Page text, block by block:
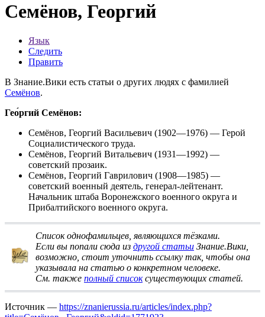
Семёнов, Георгий
Язык
Следить
Править
В Знание.Вики есть статьи о других людях с фамилией
Семёнов.
Гео́ргий Семёнов:
Семёнов, Георгий Васильевич (1902—1976) — Герой
Социалистического труда.
Семёнов, Георгий Витальевич (1931—1992) —
советский прозаик.
Семёнов, Георгий Гаврилович (1908—1985) —
советский военный деятель, генерал-лейтенант.
Начальник штаба Воронежского военного округа и
Прибалтийского военного округа.
Список однофамильцев, являющихся тёзками.
Если вы попали сюда из другой статьи Знание.Вики,
возможно, стоит уточнить ссылку так, чтобы она
указывала на статью о конкретном человеке.
См. также полный списоксуществующих статей.
Источник — https://znanierussia.ru/articles/index.php?